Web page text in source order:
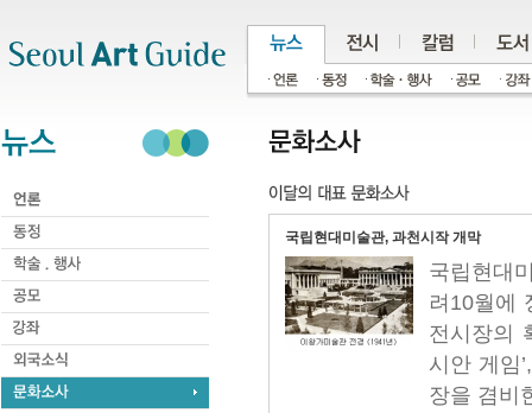
국립현대미술관, 과천시작 개막
국립현대
려10월에
전시장의
시안 게임
장을 겸비